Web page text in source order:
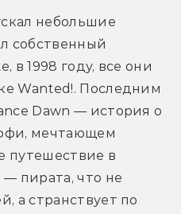
небольшие
собственный
в 1998 году, все они
Wanted!. Последним
Dawn — история о
мечтающем
путешествие в
— пирата, что не
а странствует по